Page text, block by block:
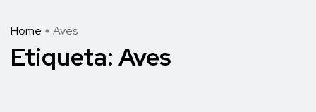
Home Aves
Etiqueta: Aves